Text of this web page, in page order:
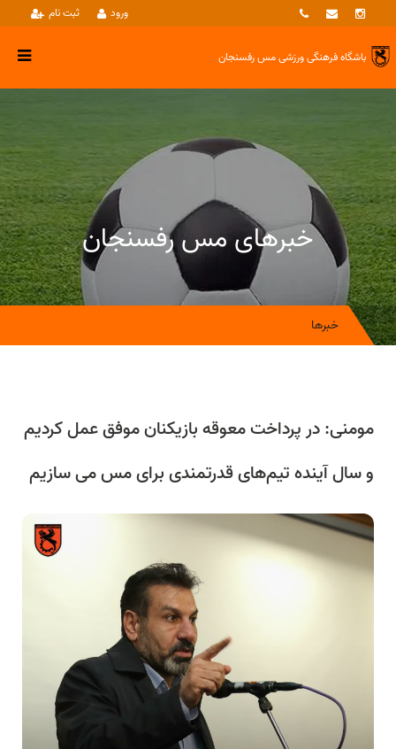
ثبت نام ورود
باشگاه فرهنگی ورزشیمس رفسنجان
خبرهای مس رفسنجان
خبرها
مومنی: در پرداخت معوقه بازیکنان موفق عمل کردیم
و سال آینده تیم‌های قدرتمندی برای مس می سازیم